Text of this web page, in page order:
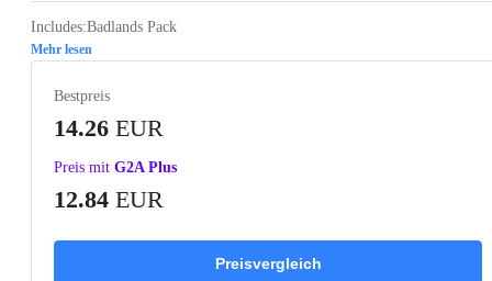
Includes:Badlands Pack
Mehr lesen
Bestpreis
14.26 EUR
Preis mit G2A Plus
12.84 EUR
Preisvergleich